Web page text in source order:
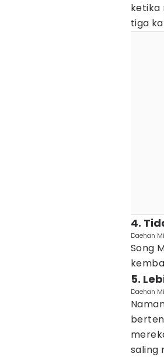
ketika
tiga
4.
Daehan
Song
5.
Daehan
saling